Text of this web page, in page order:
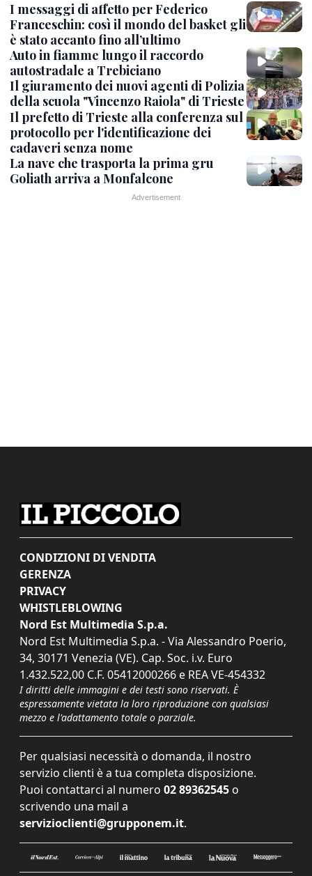
I messaggi di affetto per Federico
Franceschin: così il mondo del basket gli
è stato accanto fino all’ultimo
Auto in fiamme lungo il raccordo
autostradale a Trebiciano
Il giuramento dei nuovi agenti di Polizia
della scuola "Vincenzo Raiola" di Trieste
Il prefetto di Trieste alla conferenza sul
protocollo per l'identificazione dei
cadaveri senza nome
La nave che trasporta la prima gru
Goliath arriva a Monfalcone
CONDIZIONI DI VENDITA
GERENZA
PRIVACY
WHISTLEBLOWING
Nord Est Multimedia S.p.a.
Nord Est Multimedia S.p.a. - Via Alessandro Poerio,
34, 30171 Venezia (VE). Cap. Soc. i.v. Euro
1.432.522,00 C.F. 05412000266 e REA VE-454332
I diritti delle immagini e dei testi sono riservati. È
espressamente vietata la loro riproduzione con qualsiasi
mezzo e l'adattamento totale o parziale.
Per qualsiasi necessità o domanda, il nostro
servizio clienti è a tua completa disposizione.
Puoi contattarci al numero 02 89362545 o
scrivendo una mail a
servizioclienti@grupponem.it.